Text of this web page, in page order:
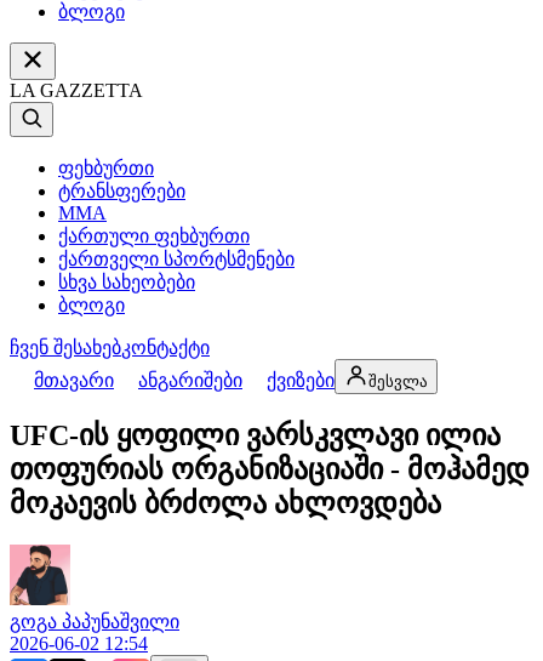
ბლოგი
LA GAZZETTA
ფეხბურთი
ტრანსფერები
MMA
ქართული ფეხბურთი
ქართველი სპორტსმენები
სხვა სახეობები
ბლოგი
ჩვენ შესახებკონტაქტი
მთავარი
ანგარიშები ქვიზები შესვლა
UFC-ის ყოფილი ვარსკვლავი ილია
თოფურიას ორგანიზაციაში - მოჰამედ
მოკაევის ბრძოლა ახლოვდება
გოგა პაპუნაშვილი
2026-06-02 12:54